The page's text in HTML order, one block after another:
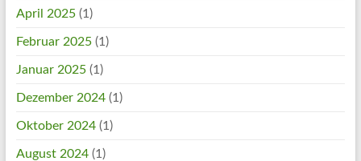
April 2025(1)
Februar 2025(1)
Januar 2025(1)
Dezember 2024(1)
Oktober 2024(1)
August 2024(1)